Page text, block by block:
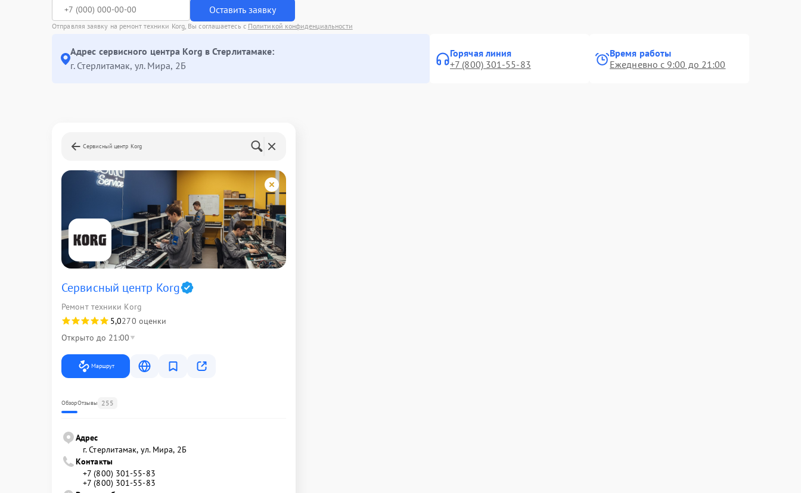
Оставить заявку
Отправляя заявку на ремонт техники Korg, Вы соглашаетесь с Политикой конфиденциальности
Адрес сервисного центра Korg в Стерлитамаке:
г. Стерлитамак, ул. Мира, 2Б
Горячая линия
+7 (800) 301-55-83
Время работы
Ежедневно с 9:00 до 21:00
Сервисный центр Korg
Сервисный центр Korg
Ремонт техники Korg
5,0270 оценки
Открыто до 21:00
Маршрут
ОбзорОтзывы 255
Адрес
г. Стерлитамак, ул. Мира, 2Б
Контакты
+7 (800) 301-55-83
+7 (800) 301-55-83